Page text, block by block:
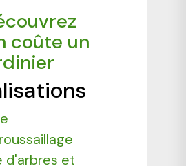
coûte un
d'arbres et